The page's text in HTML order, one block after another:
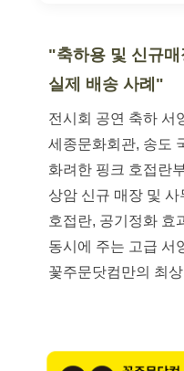
"축하용 및 신규
실제 배송 사례"
전시회 공연 축하 서
세종문화회관, 송도
화려한 핑크 호접란
상암 신규 매장 및
호접란, 공기정화 효
동시에 주는 고급 서
꽃주문닷컴만의 최